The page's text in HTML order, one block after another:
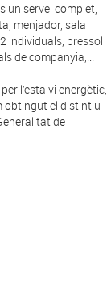
un servei complet,
menjador, sala
individuals, bressol
de companyia,...
l’estalvi energètic,
obtingut el distintiu
de